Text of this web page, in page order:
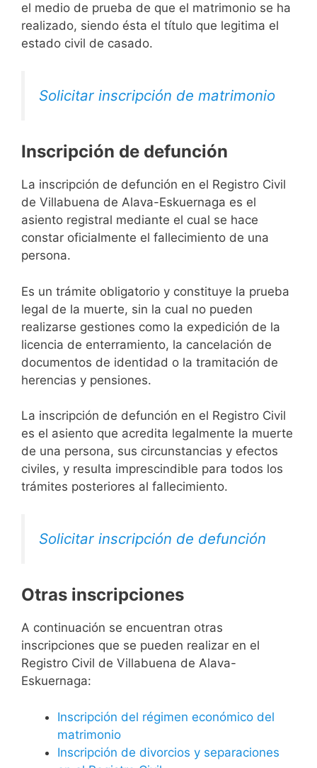
el medio de prueba de que el matrimonio se ha
realizado, siendo ésta el título que legitima el
estado civil de casado.
Solicitar inscripción de matrimonio
Inscripción de defunción
La inscripción de defunción en el Registro Civil
de Villabuena de Alava-Eskuernaga es el
asiento registral mediante el cual se hace
constar oficialmente el fallecimiento de una
persona.
Es un trámite obligatorio y constituye la prueba
legal de la muerte, sin la cual no pueden
realizarse gestiones como la expedición de la
licencia de enterramiento, la cancelación de
documentos de identidad o la tramitación de
herencias y pensiones.
La inscripción de defunción en el Registro Civil
es el asiento que acredita legalmente la muerte
de una persona, sus circunstancias y efectos
civiles, y resulta imprescindible para todos los
trámites posteriores al fallecimiento.
Solicitar inscripción de defunción
Otras inscripciones
A continuación se encuentran otras
inscripciones que se pueden realizar en el
Registro Civil de Villabuena de Alava-
Eskuernaga:
Inscripción del régimen económico del
matrimonio
Inscripción de divorcios y separaciones